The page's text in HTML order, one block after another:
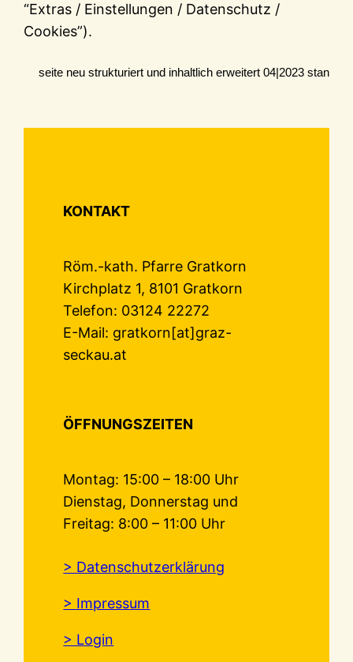
“Extras / Einstellungen / Datenschutz /
Cookies”).
seite neu strukturiert und inhaltlich erweitert 04|2023 stan
KONTAKT
Röm.-kath. Pfarre Gratkorn
Kirchplatz 1, 8101 Gratkorn
Telefon: 03124 22272
E-Mail: gratkorn[at]graz-
seckau.at
ÖFFNUNGSZEITEN
Montag: 15:00 – 18:00 Uhr
Dienstag, Donnerstag und
Freitag: 8:00 – 11:00 Uhr
> Datenschutzerklärung
> Impressum
> Login